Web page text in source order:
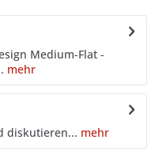
Medium-Flat -
mehr
diskutieren... mehr